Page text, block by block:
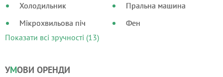
Холодильник
Мікрохвильова піч
Пральна машина
Фен
Показати всі зручності (13)
УМОВИ ОРЕНДИ